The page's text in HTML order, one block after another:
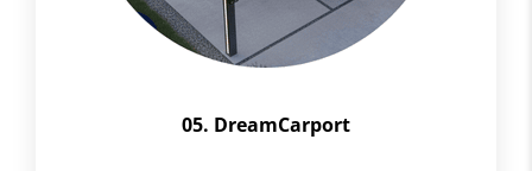
05. DreamCarport